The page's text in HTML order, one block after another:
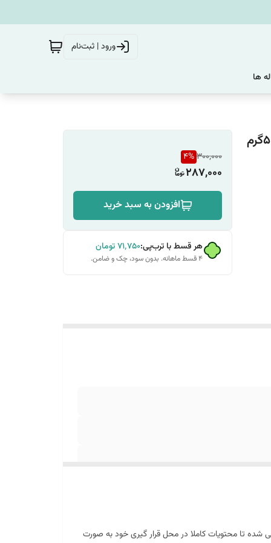
ورود | ثبت‌نام
ها
300,000
4%
287,000
افزودن به سبد خرید
هر قسط با ترب‌پی:۷۱٬۷۵۰تومان
۴ قسط ماهانه. بدون سود، چک و ضامن.
است و به نحوی طراحی شده تا محتویات کاملا در محل قرار گیری خود به صورت